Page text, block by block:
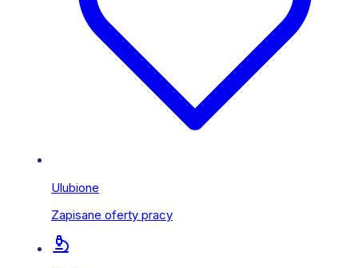
Ulubione
Zapisane oferty pracy